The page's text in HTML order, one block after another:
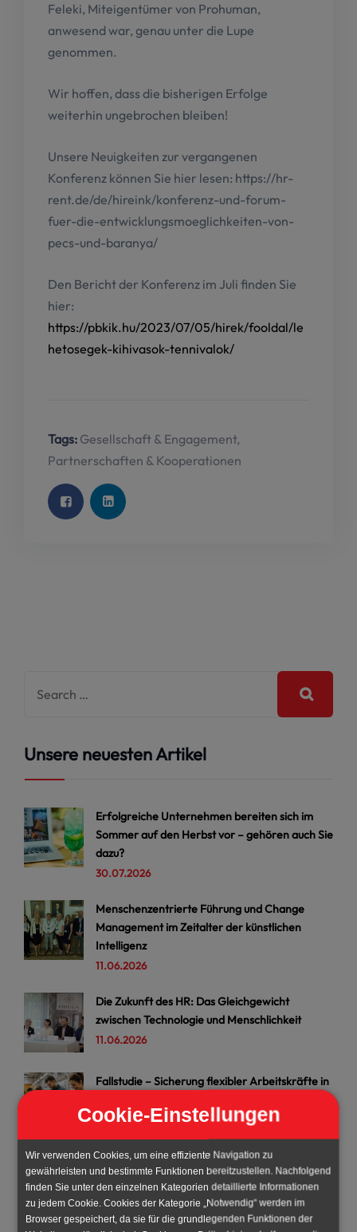
Cookie-Einstellungen
Wir verwenden Cookies, um eine effiziente Navigation zu
gewährleisten und bestimmte Funktionen bereitzustellen. Nachfolgend
finden Sie unter den einzelnen Kategorien detaillierte Informationen
zu jedem Cookie. Cookies der Kategorie „Notwendig“ werden im
Browser gespeichert, da sie für die grundlegenden Funktionen der
Feleki, Miteigentümer von Prohuman,
anwesend war, genau unter die Lupe
genommen.
Wir hoffen, dass die bisherigen Erfolge
weiterhin ungebrochen bleiben!
Unsere Neuigkeiten zur vergangenen
Konferenz können Sie hier lesen: https://hr-
rent.de/de/hireink/konferenz-und-forum-
fuer-die-entwicklungsmoeglichkeiten-von-
pecs-und-baranya/
Den Bericht der Konferenz im Juli finden Sie
hier:
https://pbkik.hu/2023/07/05/hirek/fooldal/le
hetosegek-kihivasok-tennivalok/
Tags: Gesellschaft & Engagement,
Partnerschaften & Kooperationen
Unsere neuesten Artikel
Erfolgreiche Unternehmen bereiten sich im
Sommer auf den Herbst vor – gehören auch Sie
dazu?
30.07.2026
Menschenzentrierte Führung und Change
Management im Zeitalter der künstlichen
Intelligenz
11.06.2026
Die Zukunft des HR: Das Gleichgewicht
zwischen Technologie und Menschlichkeit
11.06.2026
Fallstudie – Sicherung flexibler Arbeitskräfte in
27.05.2026
Kategorien